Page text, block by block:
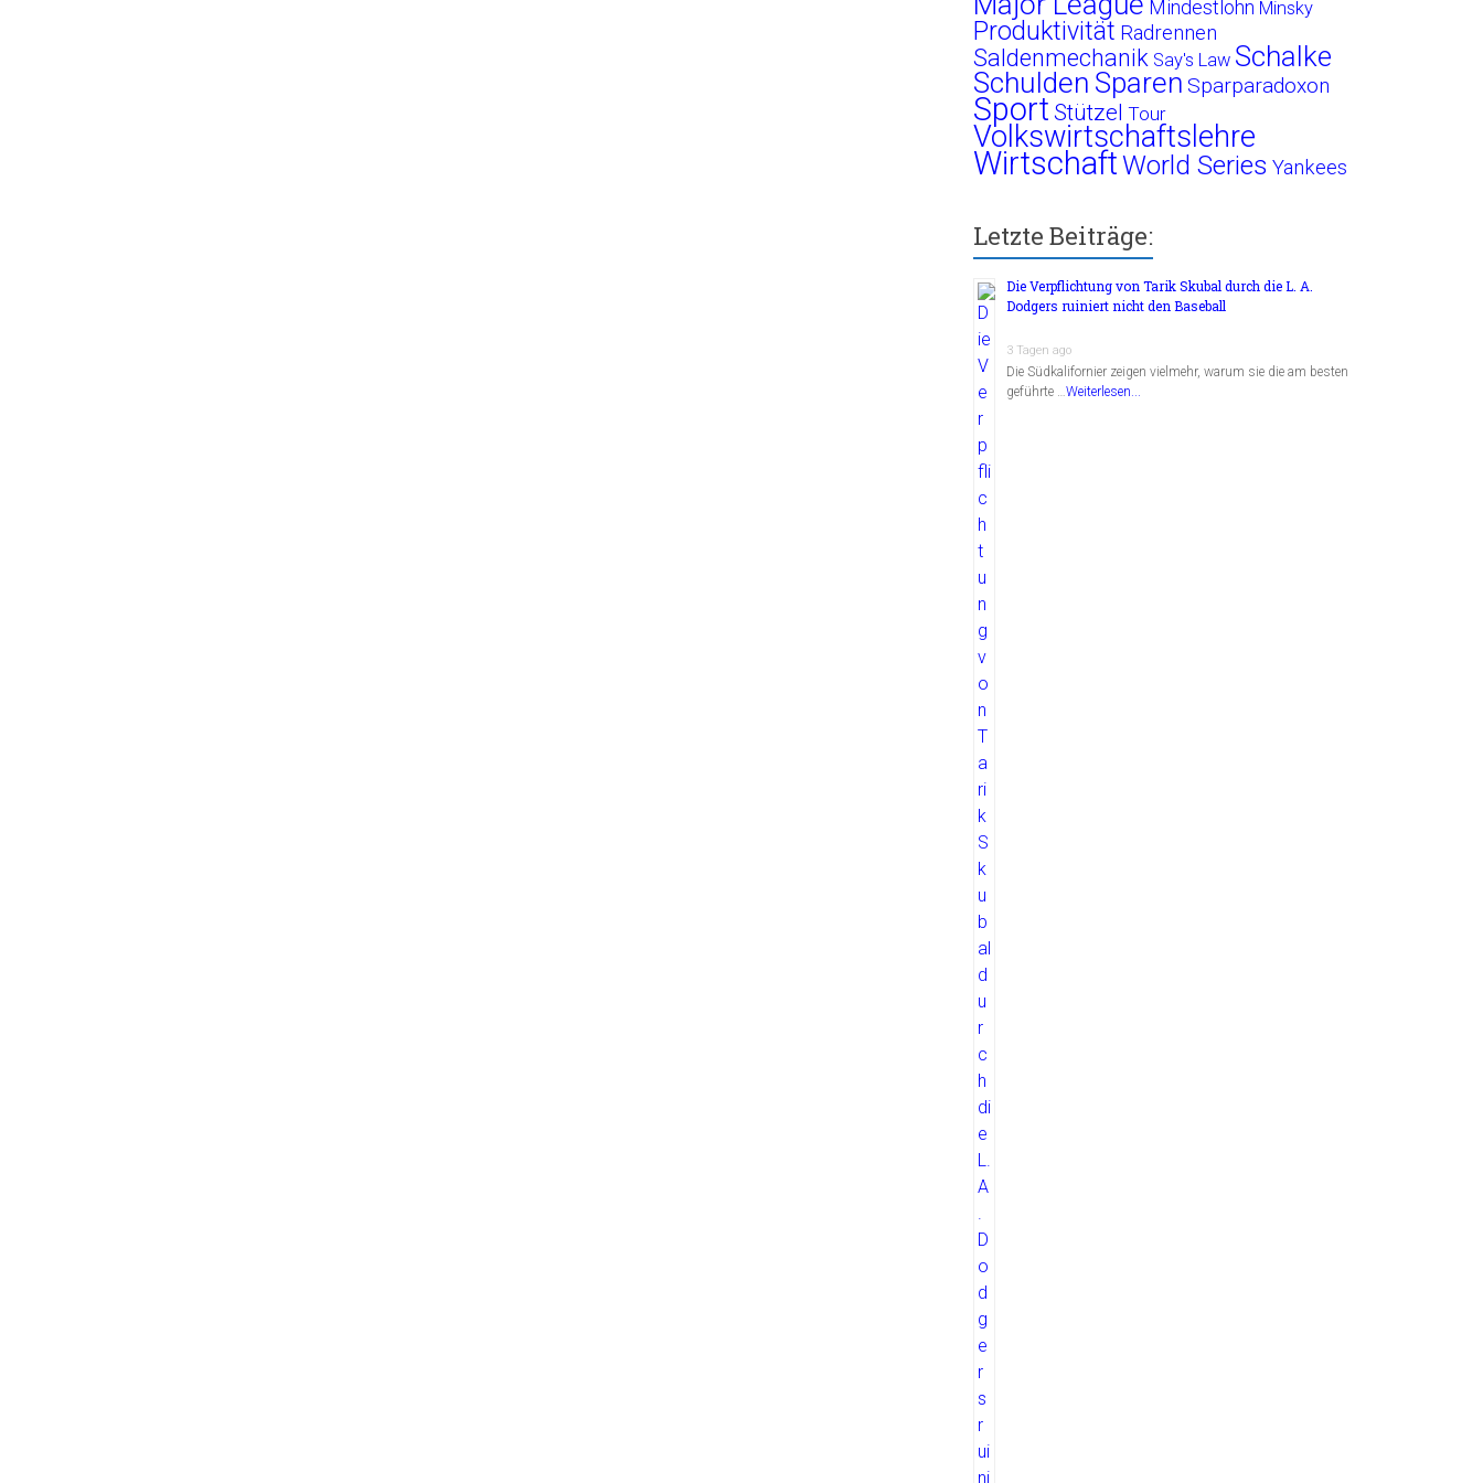
Mindestlohn Minsky
Produktivität Radrennen
Saldenmechanik Say's Law Schalke
Schulden Sparen Sparparadoxon
Sport Stützel Tour
Volkswirtschaftslehre
WirtschaftWorld Series Yankees
Letzte Beiträge:
Die Verpflichtung von Tarik Skubal durch die L. A.
Dodgers ruiniert nicht den Baseball
3 Tagen ago
Die Südkalifornier zeigen vielmehr, warum sie die am besten
geführte …Weiterlesen...